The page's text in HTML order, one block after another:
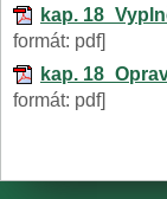
kap.
formát: pdf]
kap.
formát: pdf]